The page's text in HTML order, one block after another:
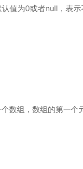
值为0或者null，表示
数组，数组的第一个